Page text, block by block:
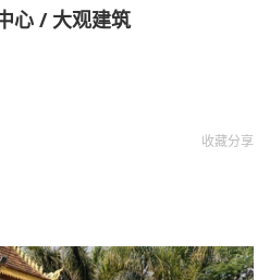
心 / 大观建筑
收藏分享